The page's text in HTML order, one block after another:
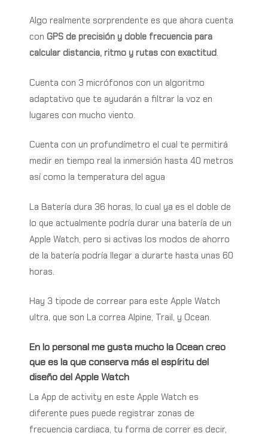
Algo realmente sorprendente es que ahora cuenta
con GPS de precisión y doble frecuencia para
calcular distancia, ritmo y rutas con exactitud.
Cuenta con 3 micrófonos con un algoritmo
adaptativo que te ayudarán a filtrar la voz en
lugares con mucho viento.
Cuenta con un profundímetro el cual te permitirá
medir en tiempo real la inmersión hasta 40 metros
así como la temperatura del agua
La Batería dura 36 horas, lo cual ya es el doble de
lo que actualmente podría durar una batería de un
Apple Watch, pero si activas los modos de ahorro
de la batería podría llegar a durarte hasta unas 60
horas.
Hay 3 tipode de correar para este Apple Watch
ultra, que son La correa Alpine, Trail, y Ocean.
En lo personal me gusta mucho la Ocean creo
que es la que conserva más el espíritu del
diseño del Apple Watch
La App de activity en este Apple Watch es
diferente pues puede registrar zonas de
frecuencia cardiaca, tu forma de correr es decir,